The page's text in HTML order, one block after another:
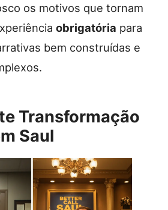
os motivos que tornam
obrigatória para
bem construídas e
Transformação
Saul